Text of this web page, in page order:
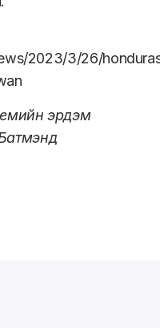
2023/3/26/
эрдэм